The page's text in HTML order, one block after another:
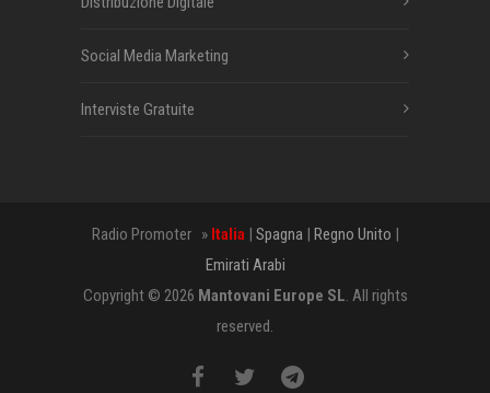
Social Media Marketing
Interviste Gratuite
Radio Promoter » Italia| Spagna | Regno Unito |
Emirati Arabi
Copyright © 2026 Mantovani Europe SL. All rights
reserved.